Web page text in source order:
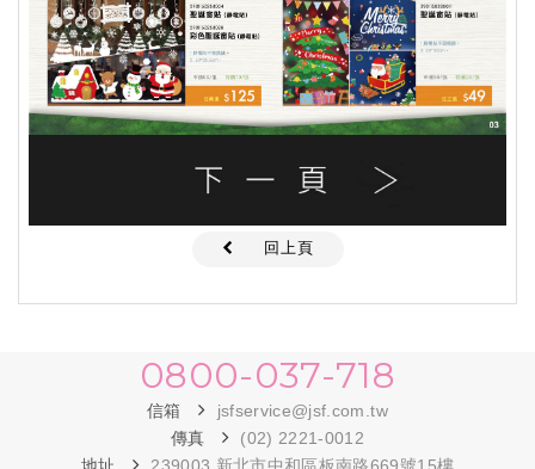
回上頁
0800-037-718
信箱
jsfservice@jsf.com.tw
傳真
(02) 2221-0012